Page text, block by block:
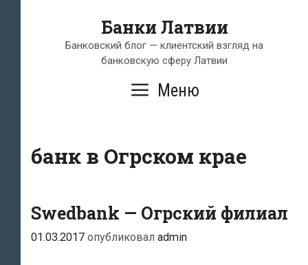
содержимому
Банки Латвии
Банковский блог — клиентский взгляд на
банковскую сферу Латвии
Меню
банк в Огрском крае
Swedbank — Огрский филиал
01.03.2017 опубликовал admin